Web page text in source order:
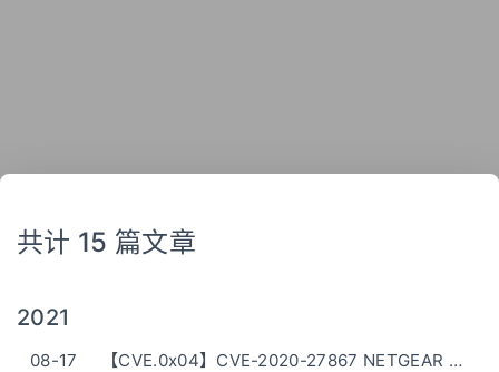
共计 15 篇文章
2021
08-17
【CVE.0x04】CVE-2020-27867 NETGEAR 路由器 RCE 漏洞分析及利用